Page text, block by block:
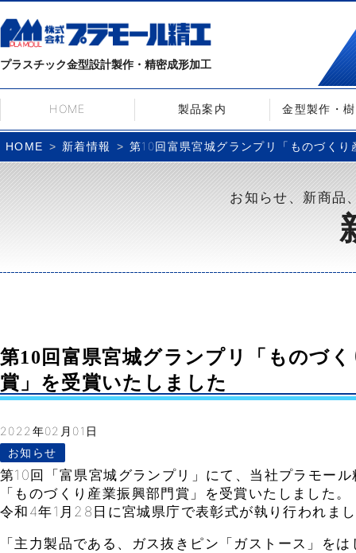
プラスチック金型設計製作・精密成形加工
HOME 製品案内 金型製作・
HOME 新着情報 第10回富県宮城グランプリ「ものづく
お知らせ、新商品
第10回富県宮城グランプリ「ものづ
賞」を受賞いたしました
2022年02月01日
お知らせ
第10回「富県宮城グランプリ」にて、当社プラモール
「ものづくり産業振興部門賞」を受賞いたしました。
令和4年1月28日に宮城県庁で表彰式が執り行われま
「主力製品である、ガス抜きピン「ガストース」を